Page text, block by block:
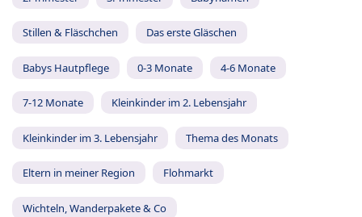
Stillen & Fläschchen Das erste Gläschen
Babys Hautpflege 0-3 Monate 4-6 Monate
7-12 Monate Kleinkinder im 2. Lebensjahr
Kleinkinder im 3. Lebensjahr Thema des Monats
Eltern in meiner Region Flohmarkt
Wichteln, Wanderpakete & Co